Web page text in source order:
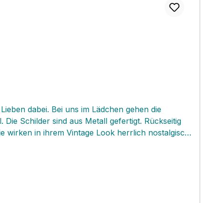
dabei. Bei uns im Lädchen gehen die
Schilder sind aus Metall gefertigt. Rückseitig
wirken in ihrem Vintage Look herrlich nostalgisch